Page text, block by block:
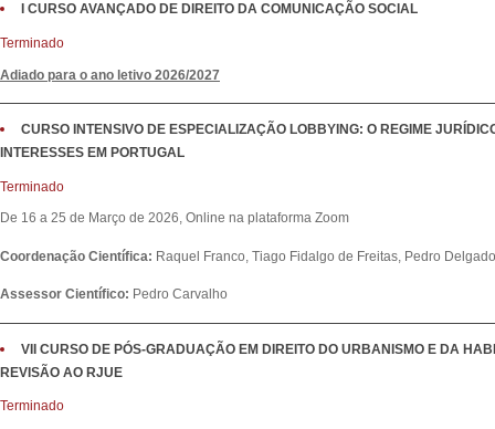
I CURSO AVANÇADO DE DIREITO DA COMUNICAÇÃO SOCIAL
Terminado
Adiado para o ano letivo 2026/2027
CURSO INTENSIVO DE ESPECIALIZAÇÃO LOBBYING: O REGIME
INTERESSES EM PORTUGAL
Terminado
De 16 a 25 de Março de 2026, Online na plataforma Zoom
Coordenação Científica: Raquel Franco, Tiago Fidalgo de Freitas, Pedro
Assessor Científico: Pedro Carvalho
VII CURSO DE PÓS-GRADUAÇÃO EM DIREITO DO URBANISMO E DA
REVISÃO AO RJUE
Terminado